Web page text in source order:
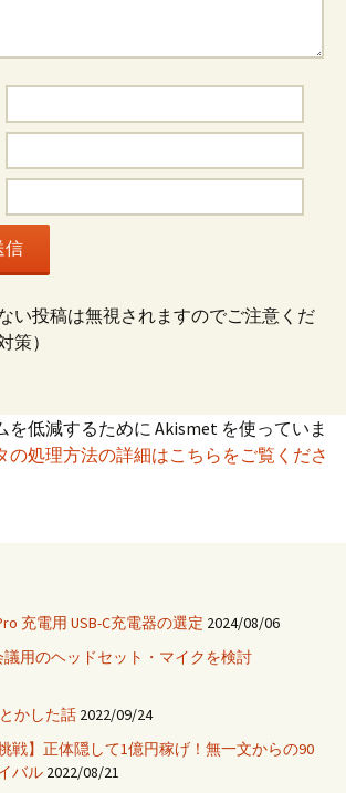
い投稿は無視されますのでご注意くだ
策）
を低減するために Akismet を使っていま
の処理方法の詳細はこちらをご覧くださ
充電用 USB-C充電器の選定 2024/08/06
用のヘッドセット・マイクを検討
かした話 2022/09/24
戦】正体隠して1億円稼げ！無一文からの90
バル 2022/08/21